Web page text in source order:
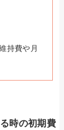
持費や月
時の初期費